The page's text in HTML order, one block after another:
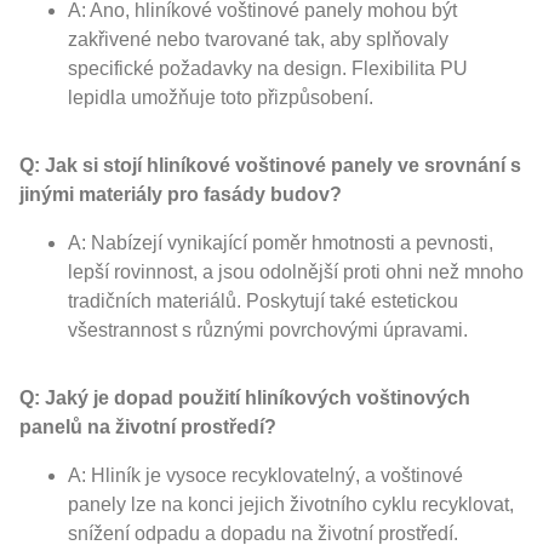
A: Ano, hliníkové voštinové panely mohou být
zakřivené nebo tvarované tak, aby splňovaly
specifické požadavky na design. Flexibilita PU
lepidla umožňuje toto přizpůsobení.
Q: Jak si stojí hliníkové voštinové panely ve srovnání s
jinými materiály pro fasády budov?
A: Nabízejí vynikající poměr hmotnosti a pevnosti,
lepší rovinnost, a jsou odolnější proti ohni než mnoho
tradičních materiálů. Poskytují také estetickou
všestrannost s různými povrchovými úpravami.
Q: Jaký je dopad použití hliníkových voštinových
panelů na životní prostředí?
A: Hliník je vysoce recyklovatelný, a voštinové
panely lze na konci jejich životního cyklu recyklovat,
snížení odpadu a dopadu na životní prostředí.